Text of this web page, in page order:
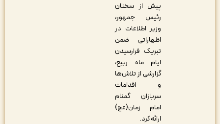
پیش از سخنان
رئیس جمهور،
وزیر اطلاعات در
اظهاراتی ضمن
تبریک فرارسیدن
ایام ماه ربیع،
گزارشی از تلاش‌ها
و اقدامات
سربازان گمنام
امام زمان(عج)